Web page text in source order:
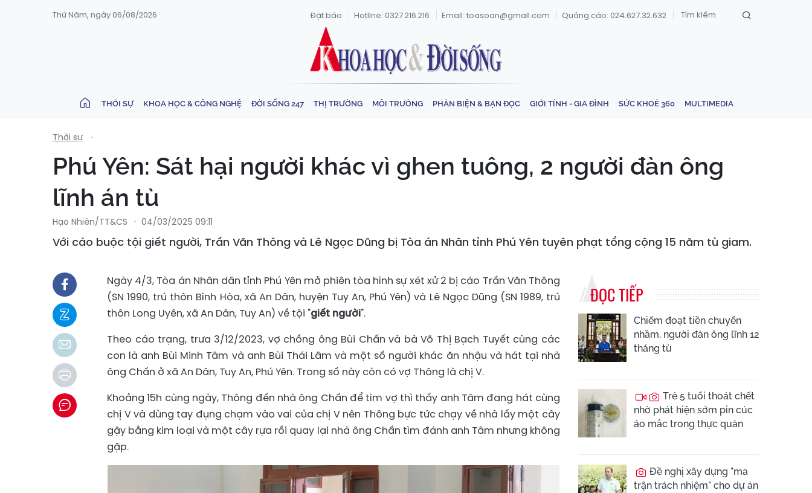
Thứ Năm, ngày 06/08/2026 Đặt báo Hotline: 0327.216.216 Email: toasoan@gmail.com Quảng cáo: 024.627.32.632
THỜI SỰ KHOA HỌC & CÔNG NGHỆ ĐỜI SỐNG 247 THỊ TRƯỜNG MÔI TRƯỜNG PHẢN BIỆN & BẠN ĐỌC GIỚI TÍNH - GIA ĐÌNH SỨC KHOẺ 360 MULTIMEDIA
Thời sự
Phú Yên: Sát hại người khác vì ghen tuông, 2 người đàn ông
lĩnh án tù
Hạo Nhiên/TT&CS 04/03/2025 09:11
Với cáo buộc tội giết người, Trần Văn Thông và Lê Ngọc Dũng bị Tòa án Nhân tỉnh Phú Yên tuyên phạt tổng cộng 15 năm tù giam.
Ngày 4/3, Tòa án Nhân dân tỉnh Phú Yên mở phiên tòa hình sự xét xử 2 bị cáo Trần Văn Thông
(SN 1990, trú thôn Bình Hòa, xã An Dân, huyện Tuy An, Phú Yên) và Lê Ngọc Dũng (SN 1989, trú
thôn Long Uyên, xã An Dân, Tuy An) về tội "giết người".
Theo cáo trạng, trưa 3/12/2023, vợ chồng ông Bùi Chấn và bà Võ Thị Bạch Tuyết cùng các
con là anh Bùi Minh Tâm và anh Bùi Thái Lâm và một số người khác ăn nhậu và hát tại nhà
ông Chấn ở xã An Dân, Tuy An, Phú Yên. Trong số này còn có vợ Thông là chị V.
Khoảng 15h cùng ngày, Thông đến nhà ông Chấn để tìm vợ thì thấy anh Tâm đang hát cùng
chị V và dùng tay đụng chạm vào vai của chị V nên Thông bực tức chạy về nhà lấy một cây
gậy bằng kim loại và một cây rựa rồi quay lại nhà ông Chấn tìm đánh anh Tâm nhưng không
gặp.
ĐỌC TIẾP
Chiếm đoạt tiền chuyển
nhầm, người đàn ông lĩnh 12
tháng tù
Trẻ 5 tuổi thoát chết
nhờ phát hiện sớm pin cúc
áo mắc trong thực quản
Đề nghị xây dựng "ma
trận trách nhiệm" cho dự án